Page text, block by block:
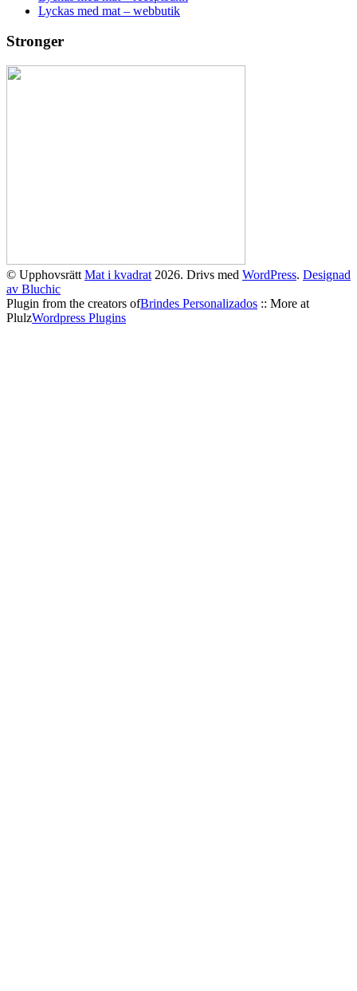
Lyckas med mat – webbutik
Stronger
© Upphovsrätt Mat i kvadrat 2026. Drivs med WordPress. Designad
av Bluchic
Plugin from the creators ofBrindes Personalizados :: More at
PlulzWordpress Plugins